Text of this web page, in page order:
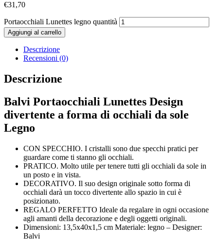
€31,70
Portaocchiali Lunettes legno quantità
Aggiungi al carrello
Descrizione
Recensioni (0)
Descrizione
Balvi Portaocchiali Lunettes Design
divertente a forma di occhiali da sole
Legno
CON SPECCHIO. I cristalli sono due specchi pratici per
guardare come ti stanno gli occhiali.
PRATICO. Molto utile per tenere tutti gli occhiali da sole in
un posto e in vista.
DECORATIVO. Il suo design originale sotto forma di
occhiali darà un tocco divertente allo spazio in cui è
posizionato.
REGALO PERFETTO Ideale da regalare in ogni occasione
agli amanti della decorazione e degli oggetti originali.
Dimensioni: 13,5x40x1,5 cm Materiale: legno – Designer:
Balvi